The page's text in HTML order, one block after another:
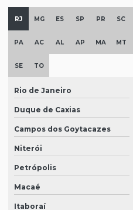
RJ MG ES SP PR SC
PA AC AL AP MA MT
SE TO
Rio de Janeiro
Duque de Caxias
Campos dos Goytacazes
Niterói
Petrópolis
Macaé
Itaboraí